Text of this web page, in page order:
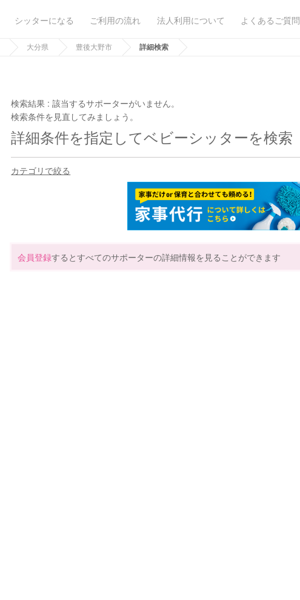
シッターになる ご利用の流れ 法人利用について よくあるご質問
大分県 豊後大野市 詳細検索
検索結果 :該当するサポーターがいません。
検索条件を見直してみましょう。
詳細条件を指定してベビーシッターを検索
カテゴリで絞る
会員登録するとすべてのサポーターの詳細情報を見ることができます